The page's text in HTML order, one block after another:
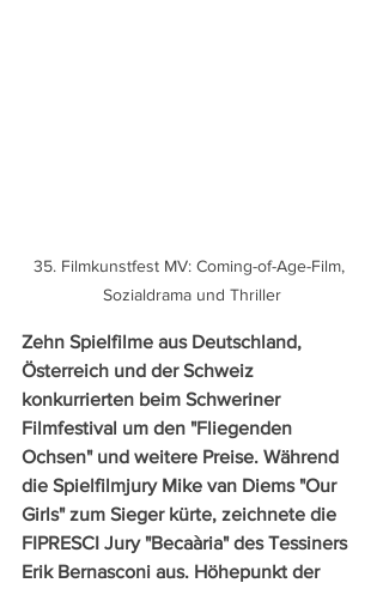
35. Filmkunstfest MV: Coming-of-Age-Film,
Sozialdrama und Thriller
Zehn Spielfilme aus Deutschland,
Österreich und der Schweiz
konkurrierten beim Schweriner
Filmfestival um den "Fliegenden
Ochsen" und weitere Preise. Während
die Spielfilmjury Mike van Diems "Our
Girls" zum Sieger kürte, zeichnete die
FIPRESCI Jury "Becaària" des Tessiners
Erik Bernasconi aus. Höhepunkt der